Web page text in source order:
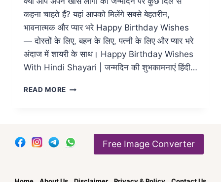
कहना चाहते हैं? यहां आपको मिलेंगे सबसे बेहतरीन,
भावनात्मक और प्यार भरे Happy Birthday Wishes
— दोस्तों के लिए, बहन के लिए, पत्नी के लिए और प्यार भरे
अंदाज में शायरी के साथ। Happy Birthday Wishes
With Hindi Shayari | जन्मदिन की शुभकामनाएं हिंदी…
READ MORE BEST
HINDI
&
|
Free Image Converter